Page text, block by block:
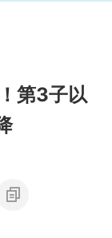
第3子以